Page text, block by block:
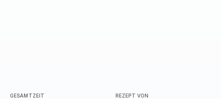
GESAMTZEIT REZEPT VON